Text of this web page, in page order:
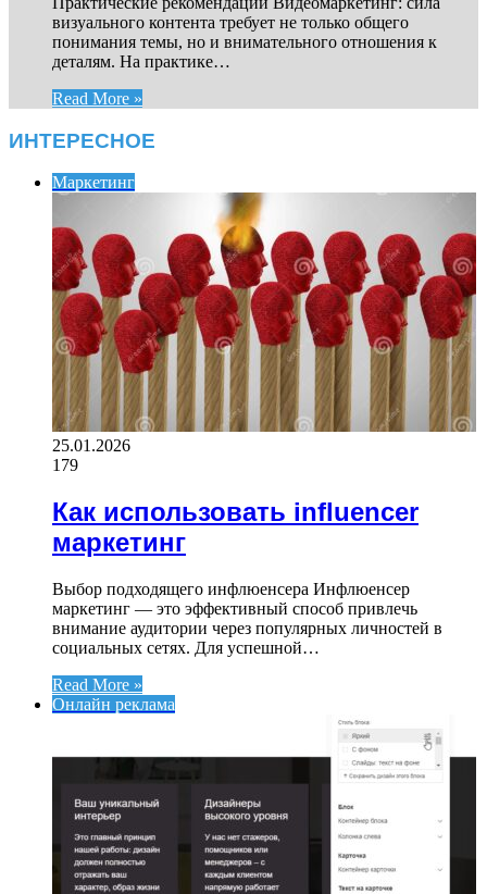
визуального контента требует не только общего
понимания темы, но и внимательного отношения к
деталям. На практике…
Read More »
ИНТЕРЕСНОЕ
Маркетинг
25.01.2026
179
Как использовать influencer
маркетинг
Выбор подходящего инфлюенсера Инфлюенсер
маркетинг — это эффективный способ привлечь
внимание аудитории через популярных личностей в
социальных сетях. Для успешной…
Read More »
Онлайн реклама